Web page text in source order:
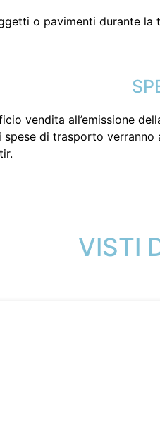
o pavimenti durante la
vendita all’emissione
di trasporto verranno
VISTI